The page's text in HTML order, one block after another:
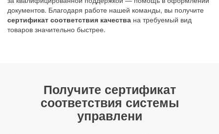
документов. Благодаря работе нашей команды, вы получите
сертификат соответствия качества на требуемый вид
товаров значительно быстрее.
Получите сертификат
соответствия системы
управлени